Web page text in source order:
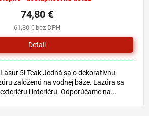
61,80 € bez DPH
74,80 €
Detail
5l Teak Jedná sa o dekoratívnu
založenú na vodnej báze. Lazúra sa
i interiéru. Odporúčame na...